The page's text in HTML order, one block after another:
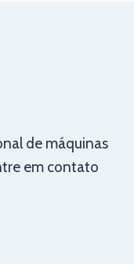
de máquinas
em contato